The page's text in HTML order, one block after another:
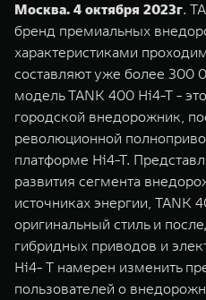
WEY 07
Расширяя границы комфорта
от 6 149 000 ₽
Москва. 4 октября 2023г.
бренд премиальных
характеристиками
составляют уже более 300
модель TANK 400 Hi4-T -
городской внедорожник,
революционной
платформе Hi4-T.
развития сегмента
источниках энергии, TANK
оригинальный стиль и
гибридных приводов и
Hi4- T намерен изменить
пользователей о